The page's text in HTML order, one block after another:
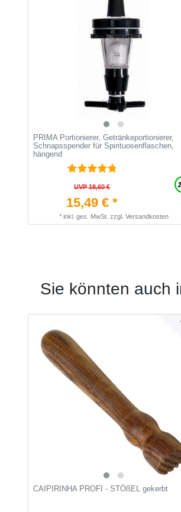
PRIMA Portionierer, Getränkeportionierer,
Schnapsspender für Spirituosenflaschen,
hängend
UVP 18,60 €
15,49 € *
* inkl. ges. MwSt. zzgl. Versandkosten
Sie könnten auch
CAIPIRINHA PROFI - STÖßEL gekerbt